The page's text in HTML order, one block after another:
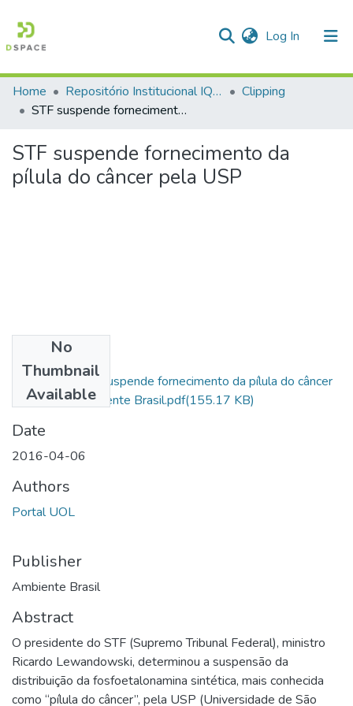
Log In (current)
Communities & Collections
Statistics
Home Repositório Institucional IQSC
Clipping
STF suspende fornecimento da pílula do câncer pela USP
STF suspende fornecimento da
pílula do câncer pela USP
No
Thumbnail
Available
06.04.16 - STF suspende fornecimento da pílula do câncer
pela USP - Ambiente Brasil.pdf(155.17 KB)
Date
2016-04-06
Authors
Portal UOL
Publisher
Ambiente Brasil
Abstract
O presidente do STF (Supremo Tribunal Federal), ministro
Ricardo Lewandowski, determinou a suspensão da
distribuição da fosfoetalonamina sintética, mais conhecida
como “pílula do câncer”, pela USP (Universidade de São